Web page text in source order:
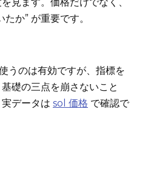
か” が重要です。
うのは有効ですが、指標を
礎の三点を崩さないこと
データは sol 価格 で確認で